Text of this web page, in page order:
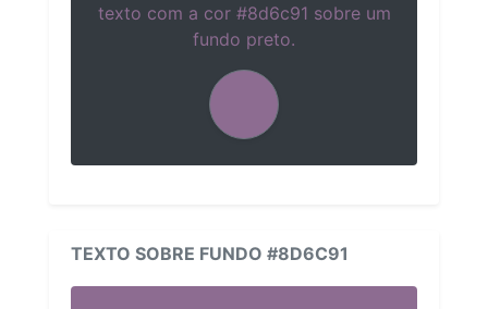
texto com a cor #8d6c91 sobre um
fundo preto.
TEXTO SOBRE FUNDO #8D6C91